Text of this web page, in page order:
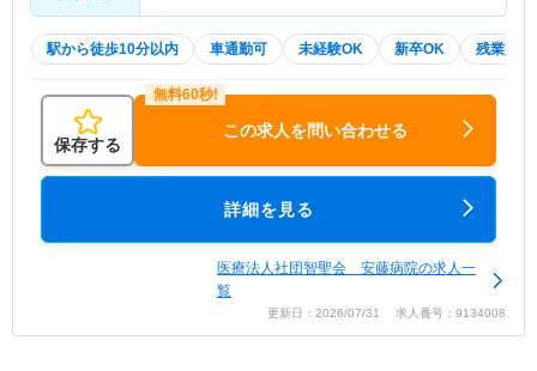
駅から徒歩10分以内 車通勤可 未経験OK 新卒OK 残業少な
保存する
この求人を問い合わせる
詳細を見る
医療法人社団智聖会 安藤病院の求人一
覧
更新日：2026/07/31 求人番号：9134008